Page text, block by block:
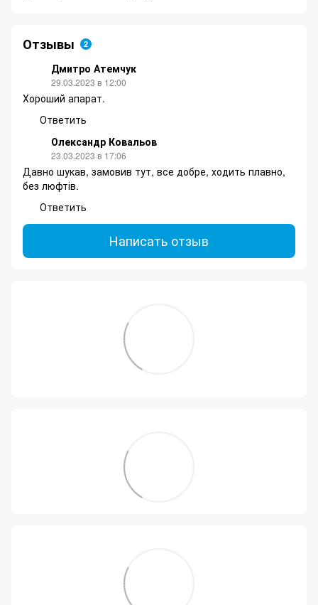
Отзывы 2
Дмитро Атемчук
29.03.2023 в 12:00
Хороший апарат.
Ответить
Олександр Ковальов
23.03.2023 в 17:06
Давно шукав, замовив тут, все добре, ходить плавно,
без люфтів.
Ответить
Написать отзыв